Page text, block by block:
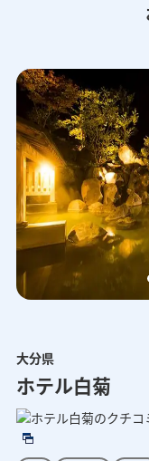
露天風呂（イメージ）
イメージ）
大分県
ホテル白菊